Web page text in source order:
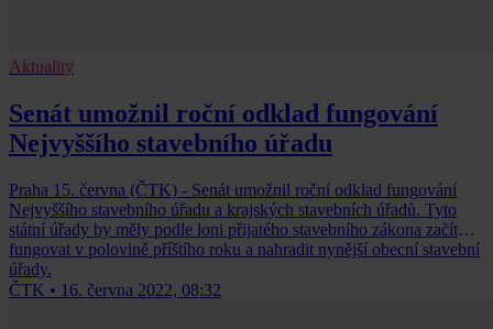
Aktuality
Senát umožnil roční odklad fungování
Nejvyššího stavebního úřadu
Praha 15. června (ČTK) - Senát umožnil roční odklad fungování
Nejvyššího stavebního úřadu a krajských stavebních úřadů. Tyto
státní úřady by měly podle loni přijatého stavebního zákona začít
fungovat v polovině příštího roku a nahradit nynější obecní stavební
úřady.
ČTK • 16. června 2022, 08:32